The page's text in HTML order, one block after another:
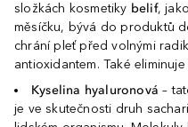
složkách kosmetiky belif,
měsíčku, bývá do produktů
chrání pleť před volnými
antioxidantem. Také
Kyselina hyaluronová –
je ve skutečnosti druh